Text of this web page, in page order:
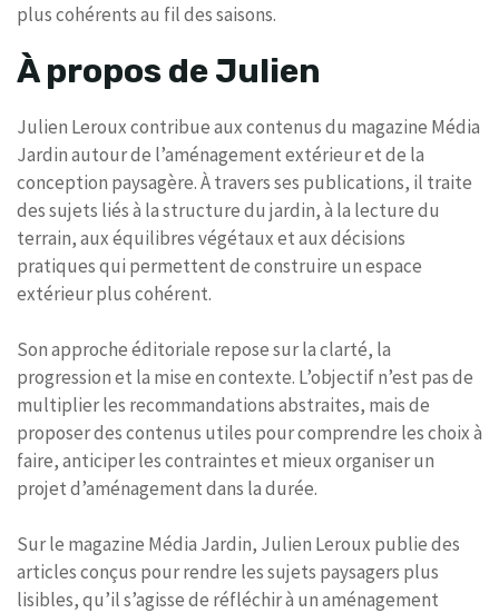
plus cohérents au fil des saisons.
À propos de Julien
Julien Leroux contribue aux contenus du magazine Média
Jardin autour de l’aménagement extérieur et de la
conception paysagère. À travers ses publications, il traite
des sujets liés à la structure du jardin, à la lecture du
terrain, aux équilibres végétaux et aux décisions
pratiques qui permettent de construire un espace
extérieur plus cohérent.
Son approche éditoriale repose sur la clarté, la
progression et la mise en contexte. L’objectif n’est pas de
multiplier les recommandations abstraites, mais de
proposer des contenus utiles pour comprendre les choix à
faire, anticiper les contraintes et mieux organiser un
projet d’aménagement dans la durée.
Sur le magazine Média Jardin, Julien Leroux publie des
articles conçus pour rendre les sujets paysagers plus
lisibles, qu’il s’agisse de réfléchir à un aménagement